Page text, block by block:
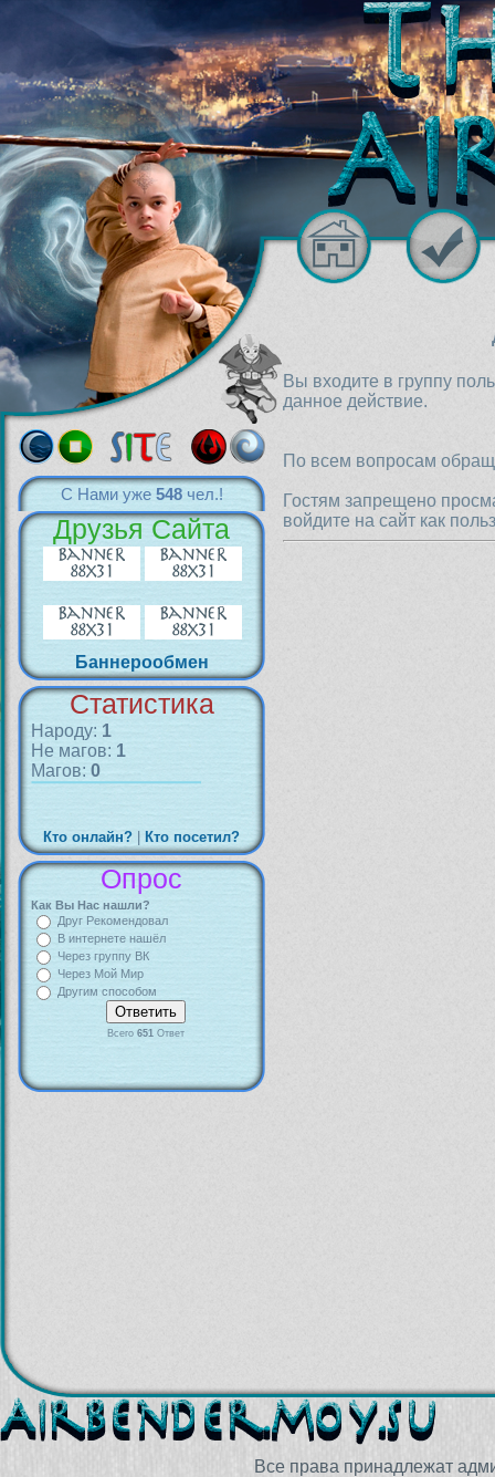
С Нами уже 548чел.!
Друзья Сайта
Баннерообмен
Статистика
Народу: 1
Не магов: 1
Магов: 0
Кто онлайн? Кто посетил?
Опрос
Как Вы Нас нашли?
Друг Рекомендовал
В интернете нашёл
Через группу ВК
Через Мой Мир
Другим способом
Всего 651Ответ
Вы входите в группу
данное действие.
По всем вопросам
Гостям запрещено
войдите на сайт как
Все права принадлежат